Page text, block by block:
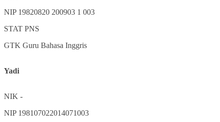
NIP 19820820 200903 1 003
STAT PNS
GTK Guru Bahasa Inggris
Yadi
NIK -
NIP 198107022014071003